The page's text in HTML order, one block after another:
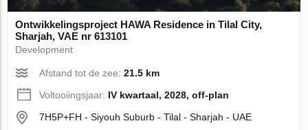
Ontwikkelingsproject HAWA Residence in Tilal City,
Sharjah, VAE nr 613101
Development
Afstand tot de zee:21.5 km
Voltooiingsjaar: IV kwartaal, 2028, off-plan
7H5P+FH - Siyouh Suburb - Tilal - Sharjah - UAE